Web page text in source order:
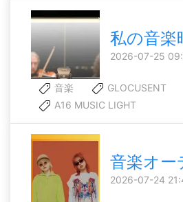
私の音楽
2026-07-25
音楽
GLOCUSENT
A16 MUSIC LIGHT
音楽オー
2026-07-24